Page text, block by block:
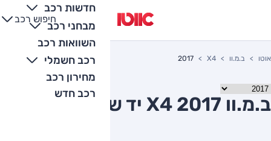
חדשות רכב
מבחני רכב
השוואות רכב
רכב חשמלי
מחירון רכב
רכב חדש
חיפוש רכב
+
-
אוטו ב.מ.וו X4
2017
ב.מ.וו X4 2017 יד שניה